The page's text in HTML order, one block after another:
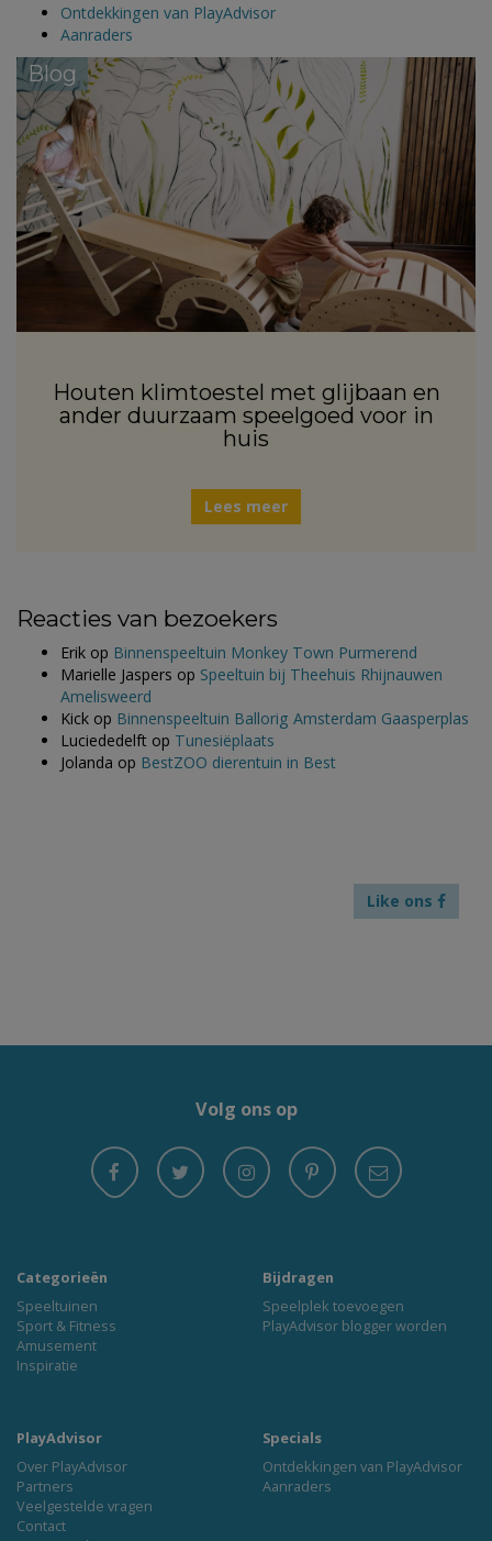
Ontdekkingen van PlayAdvisor
Aanraders
Blog
Houten klimtoestel met glijbaan en
ander duurzaam speelgoed voor in
huis
Lees meer
Reacties van bezoekers
Erik op Binnenspeeltuin Monkey Town Purmerend
Marielle Jaspers op Speeltuin bij Theehuis Rhijnauwen
Amelisweerd
Kick op Binnenspeeltuin Ballorig Amsterdam Gaasperplas
Luciededelft op Tunesiëplaats
Jolanda op BestZOO dierentuin in Best
Like ons
Volg ons op
Categorieën
Speeltuinen
Sport & Fitness
Amusement
Inspiratie
Bijdragen
Speelplek toevoegen
PlayAdvisor blogger worden
PlayAdvisor
Over PlayAdvisor
Partners
Veelgestelde vragen
Contact
Specials
Ontdekkingen van PlayAdvisor
Aanraders